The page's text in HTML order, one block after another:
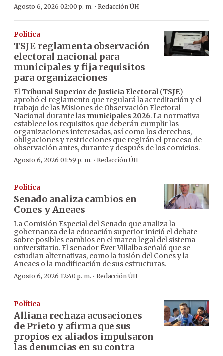
Agosto 6, 2026 02:00 p. m. · Redacción ÚH
Política
TSJE reglamenta observación
electoral nacional para
municipales y fija requisitos
para organizaciones
ElTribunal Superior de Justicia Electoral(TSJE)
aprobó el reglamento que regulará la acreditación y el
trabajo de las Misiones de Observación Electoral
Nacional durante las municipales 2026. La normativa
establece los requisitos que deberán cumplir las
organizaciones interesadas, así como los derechos,
obligaciones y restricciones que regirán el proceso de
observación antes, durante y después de los comicios.
Agosto 6, 2026 01:59 p. m. · Redacción ÚH
Política
Senado analiza cambios en
Cones y Aneaes
La Comisión Especial del Senado que analiza la
gobernanza de la educación superior inició el debate
sobre posibles cambios en el marco legal del sistema
universitario. El senador Éver Villalba señaló que se
estudian alternativas, como la fusión del Cones y la
Aneaes o la modificación de sus estructuras.
Agosto 6, 2026 12:40 p. m. · Redacción ÚH
Política
Alliana rechaza acusaciones
de Prieto y afirma que sus
propios ex aliados impulsaron
las denuncias en su contra